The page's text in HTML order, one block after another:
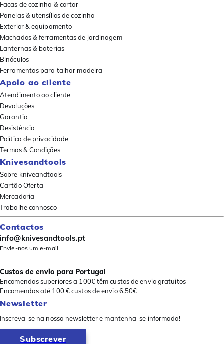
Facas de cozinha & cortar
Panelas & utensílios de cozinha
Exterior & equipamento
Machados & ferramentas de jardinagem
Lanternas & baterias
Binóculos
Ferramentas para talhar madeira
Apoio ao cliente
Atendimento ao cliente
Devoluções
Garantia
Desistência
Política de privacidade
Termos & Condições
Knivesandtools
Sobre kniveandtools
Cartão Oferta
Mercadoria
Trabalhe connosco
Contactos
info@knivesandtools.pt
Envie-nos um e-mail
Custos de envio para Portugal
Encomendas superiores a 100€ têm custos de envio gratuitos
Encomendas até 100 € custos de envio 6,50€
Newsletter
Inscreva-se na nossa newsletter e mantenha-se informado!
Subscrever